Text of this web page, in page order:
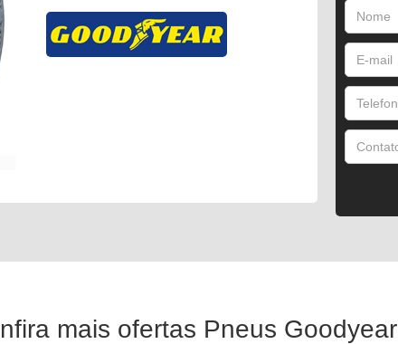
mais ofertas Pneus Goodyear